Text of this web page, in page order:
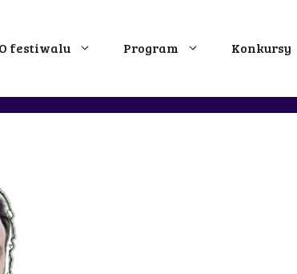
O festiwalu Program Konkursy